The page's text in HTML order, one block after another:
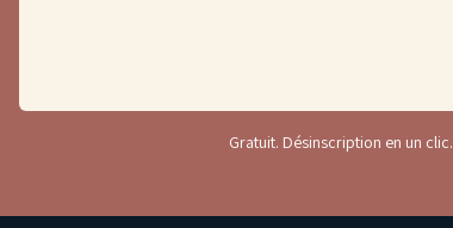
Gratuit. Désinscription en un clic.